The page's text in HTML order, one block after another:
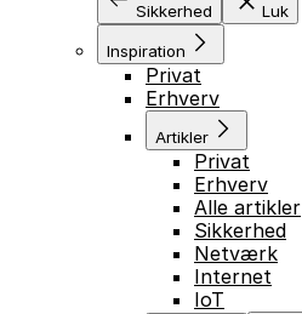
Sikkerhed Luk
Inspiration
Privat
Erhverv
Artikler
Privat
Erhverv
Alle artikler
Sikkerhed
Netværk
Internet
IoT